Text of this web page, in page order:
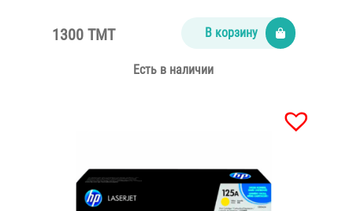
1300 TMT В корзину
Есть в наличии